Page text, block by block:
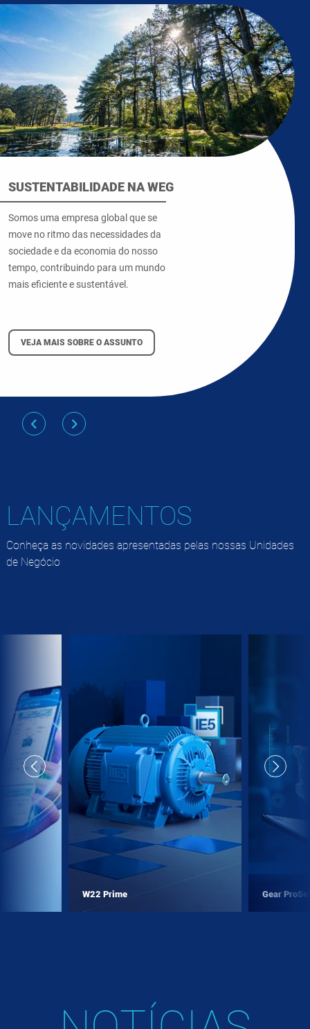
SUSTENTABILIDADE NA WEG
Somos uma empresa global que se
move no ritmo das necessidades da
sociedade e da economia do nosso
tempo, contribuindo para um mundo
mais eficiente e sustentável.
VEJA MAIS SOBRE O ASSUNTO
LANÇAMENTOS
Conheça as novidades apresentadas pelas nossas Unidades
de Negócio
W22 Prime Gear